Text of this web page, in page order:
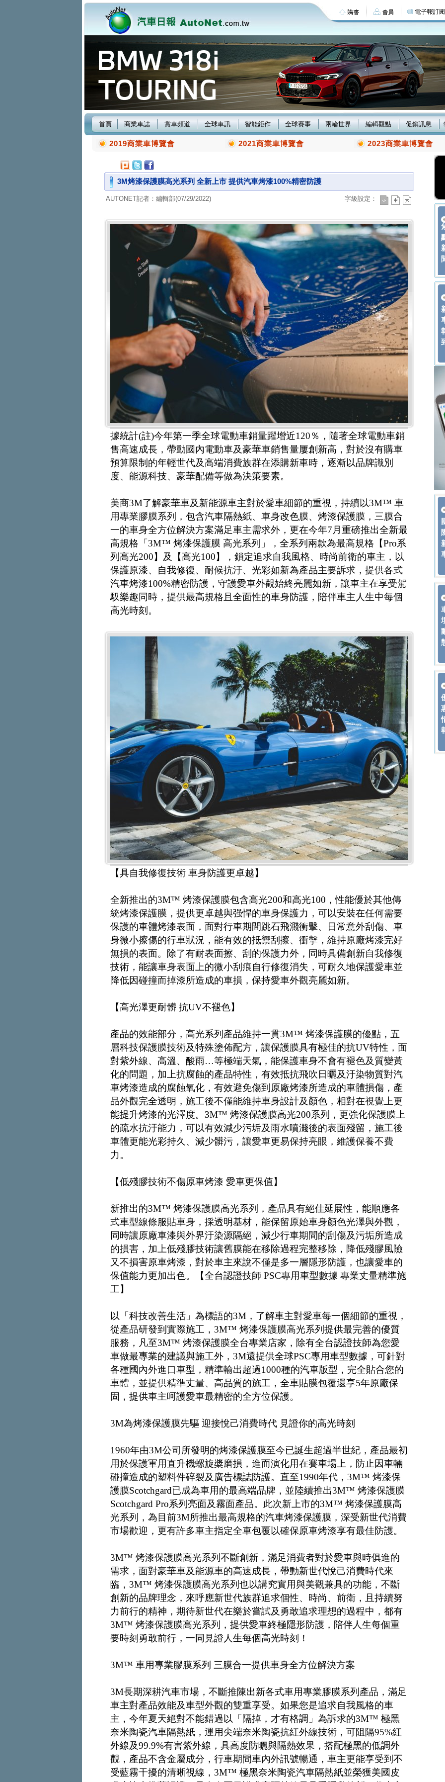
首頁 商業車誌 賞車頻道 全球車訊 智能鉅作 全球賽事 兩輪世界 編輯觀點 促銷訊息
2019商業車博覽會 2021商業車博覽會 2023商業車博覽會
3M烤漆保護膜高光系列 全新上市 提供汽車烤漆100%精密防護
AUTONET記者：編輯部(07/29/2022) 字級設定：
據統計(註)今年第一季全球電動車銷量躍增近120％，隨著全球電動車銷
售高速成長，帶動國內電動車及豪華車銷售量屢創新高，對於沒有購車
預算限制的年輕世代及高端消費族群在添購新車時，逐漸以品牌識別
度、能源科技、豪華配備等做為決策要素。
美商3M了解豪華車及新能源車主對於愛車細節的重視，持續以3M™ 車
用專業膠膜系列，包含汽車隔熱紙、車身改色膜、烤漆保護膜，三膜合
一的車身全方位解決方案滿足車主需求外，更在今年7月重磅推出全新最
高規格「3M™ 烤漆保護膜 高光系列」，全系列兩款為最高規格【Pro系
列高光200】及【高光100】，鎖定追求自我風格、時尚前衛的車主，以
保護原漆、自我修復、耐候抗汙、光彩如新為產品主要訴求，提供各式
汽車烤漆100%精密防護，守護愛車外觀始終亮麗如新，讓車主在享受駕
馭樂趣同時，提供最高規格且全面性的車身防護，陪伴車主人生中每個
高光時刻。
【具自我修復技術 車身防護更卓越】
全新推出的3M™ 烤漆保護膜包含高光200和高光100，性能優於其他傳
統烤漆保護膜，提供更卓越與强悍的車身保護力，可以安裝在任何需要
保護的車體烤漆表面，面對行車期間跳石飛濺衝擊、日常意外刮傷、車
身微小擦傷的行車狀況，能有效的抵禦刮擦、衝擊，維持原廠烤漆完好
無損的表面。除了有耐表面擦、刮的保護力外，同時具備創新自我修復
技術，能讓車身表面上的微小刮痕自行修復消失，可耐久地保護愛車並
降低因碰撞而掉漆所造成的車損，保持愛車外觀亮麗如新。
【高光澤更耐髒 抗UV不褪色】
產品的效能部分，高光系列產品維持一貫3M™ 烤漆保護膜的優點，五
層科技保護膜技術及特殊塗佈配方，讓保護膜具有極佳的抗UV特性，面
對紫外線、高溫、酸雨…等極端天氣，能保護車身不會有褪色及質變黃
化的問題，加上抗腐蝕的產品特性，有效抵抗飛吹日曬及汙染物質對汽
車烤漆造成的腐蝕氧化，有效避免傷到原廠烤漆所造成的車體損傷，產
品外觀完全透明，施工後不僅能維持車身設計及顏色，相對在視覺上更
能提升烤漆的光澤度。3M™ 烤漆保護膜高光200系列，更強化保護膜上
的疏水抗汙能力，可以有效減少污垢及雨水噴濺後的表面殘留，施工後
車體更能光彩持久、減少髒污，讓愛車更易保持亮眼，維護保養不費
力。
【低殘膠技術不傷原車烤漆 愛車更保值】
新推出的3M™ 烤漆保護膜高光系列，產品具有絕佳延展性，能順應各
式車型線條服貼車身，採透明基材，能保留原始車身顏色光澤與外觀，
同時讓原廠車漆與外界汙染源隔絕，減少行車期間的刮傷及污垢所造成
的損害，加上低殘膠技術讓舊膜能在移除過程完整移除，降低殘膠風險
又不損害原車烤漆，對於車主來說不僅是多一層隱形防護，也讓愛車的
保值能力更加出色。【全台認證技師 PSC專用車型數據 專業丈量精準施
工】
以「科技改善生活」為標語的3M，了解車主對愛車每一個細節的重視，
從產品研發到實際施工，3M™ 烤漆保護膜高光系列提供最完善的優質
服務，凡至3M™ 烤漆保護膜全台專業店家，除有全台認證技師為您愛
車做最專業的建議與施工外，3M還提供全球PSC專用車型數據，可針對
各種國內外進口車型，精準輸出超過1000種的汽車版型，完全貼合您的
車體，並提供精準丈量、高品質的施工，全車貼膜包覆還享5年原廠保
固，提供車主呵護愛車最精密的全方位保護。
3M為烤漆保護膜先驅 迎接悅己消費時代 見證你的高光時刻
1960年由3M公司所發明的烤漆保護膜至今已誕生超過半世紀，產品最初
用於保護軍用直升機螺旋槳磨損，進而演化用在賽車場上，防止因車輛
碰撞造成的塑料件碎裂及廣告標誌防護。直至1990年代，3M™ 烤漆保
護膜Scotchgard已成為車用的最高端品牌，並陸續推出3M™ 烤漆保護膜
Scotchgard Pro系列亮面及霧面產品。此次新上市的3M™ 烤漆保護膜高
光系列，為目前3M所推出最高規格的汽車烤漆保護膜，深受新世代消費
市場歡迎，更有許多車主指定全車包覆以確保原車烤漆享有最佳防護。
3M™ 烤漆保護膜高光系列不斷創新，滿足消費者對於愛車與時俱進的
需求，面對豪華車及能源車的高速成長，帶動新世代悅己消費時代來
臨，3M™ 烤漆保護膜高光系列也以講究實用與美觀兼具的功能，不斷
創新的品牌理念，來呼應新世代族群追求個性、時尚、前衛，且持續努
力前行的精神，期待新世代在樂於嘗試及勇敢追求理想的過程中，都有
3M™ 烤漆保護膜高光系列，提供愛車終極隱形防護，陪伴人生每個重
要時刻勇敢前行，一同見證人生每個高光時刻！
3M™ 車用專業膠膜系列 三膜合一提供車身全方位解決方案
3M長期深耕汽車市場，不斷推陳出新各式車用專業膠膜系列產品，滿足
車主對產品效能及車型外觀的雙重享受。如果您是追求自我風格的車
主，今年夏天絕對不能錯過以「隔掉，才有格調」為訴求的3M™ 極黑
奈米陶瓷汽車隔熱紙，運用尖端奈米陶瓷抗紅外線技術，可阻隔95%紅
外線及99.9%有害紫外線，具高度防曬與隔熱效果，搭配極黑的低調外
觀，產品不含金屬成分，行車期間車內外訊號暢通，車主更能享受到不
受藍霧干擾的清晰視線，3M™ 極黑奈米陶瓷汽車隔熱紙並榮獲美國皮